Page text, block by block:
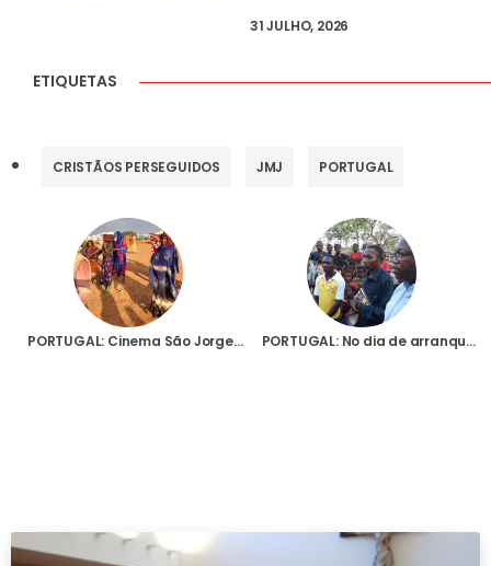
31 JULHO, 2026
ETIQUETAS
CRISTÃOS PERSEGUIDOS JMJ PORTUGAL
PORTUGAL: Cinema São Jorge acolhe sete documentários da Fundação AIS sobre o mundo da Igreja que Sofre PORTUGAL: No dia de arranque da JMJ, Bispo de Pemba lembra sofrimento dos jovens em Cabo Delgado